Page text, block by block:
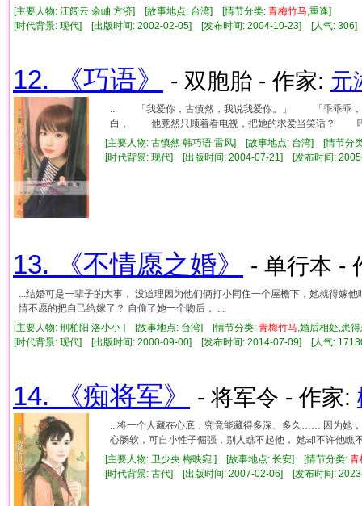
[主要人物: 江阔云 余岫 方济] [故事地点: 台湾] [情节分类: 青梅竹马 ,重逢]
[时代背景: 现代] [出版时间: 2002-02-05] [发布时间: 2004-10-23] [人气:
12. 《巧语》 - 双胞胎 - 作家: 元
... 「我爱你，古慎然，我说我爱你。」 「乖乖乖
白， 他竟然只顾着看电视，把她的求爱当笑话？ 哼
[主要人物: 古慎然 韩巧语 雷风] [故事地点: 台湾] [情节分
[时代背景: 现代] [出版时间: 2004-07-21] [发布时间:
13. 《不情愿之婚》 - 单行本 -
...结婚可是一辈子的大事， 没道理因为他们俩打小同住一个屋檐下，她就得嫁
情不愿的把自己给嫁了？ 自偷了她一个吻后， ...
[主要人物: 刑柏阳 洛小小 ] [故事地点: 台湾] [情节分类: 青梅竹马 ,婚后相处,患
[时代背景: 现代] [出版时间: 2000-09-00] [发布时间: 2014-07-09] [人气:
14. 《痴将军》 - 将军令 - 作家:
...将一个人藏在心底，究竟能藏得多深、多久…… 因为她
心肠软，可自小性子倔强，别人瞧不起他， 她却不许他瞧
[主要人物: 卫少央 梅映宛 ] [故事地点: 长安] [情节分类: 青
[时代背景: 古代] [出版时间: 2007-02-06] [发布时间: